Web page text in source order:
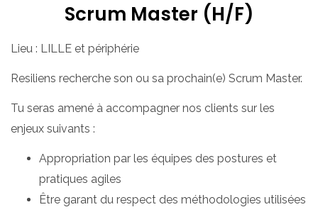
Scrum Master (H/F)
Lieu : LILLE et périphérie
Resiliens recherche son ou sa prochain(e) Scrum Master.
Tu seras amené à accompagner nos clients sur les
enjeux suivants :
Appropriation par les équipes des postures et
pratiques agiles
Être garant du respect des méthodologies utilisées